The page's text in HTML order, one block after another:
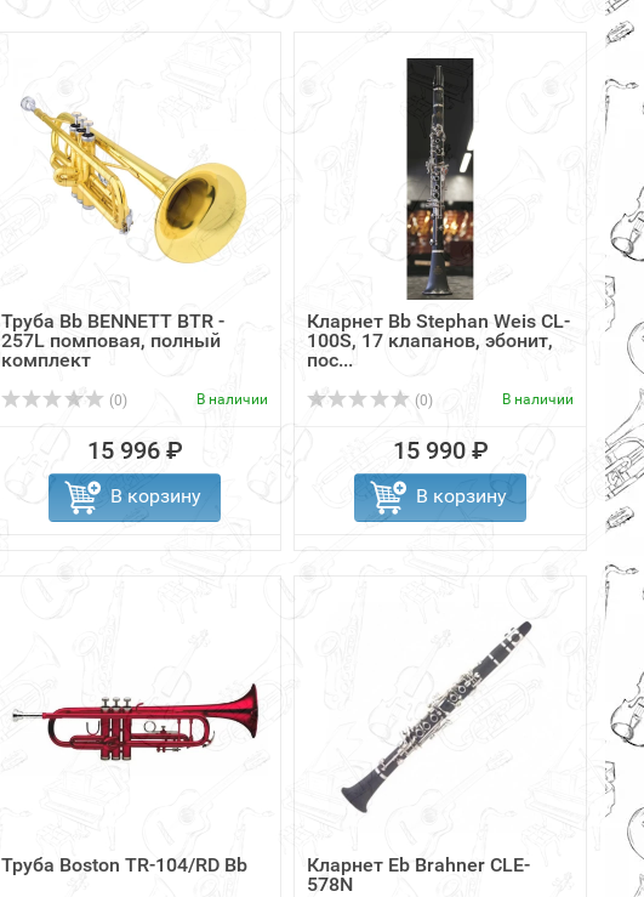
Труба Bb BENNETT BTR -
257L помповая, полный
комплект
(0) В наличии
15 996 ₽
В корзину
Кларнет Bb Stephan Weis CL-
100S, 17 клапанов, эбонит,
пос...
(0) В наличии
15 990 ₽
В корзину
Труба Boston TR-104/RD Bb
Кларнет Eb Brahner CLE-
578N